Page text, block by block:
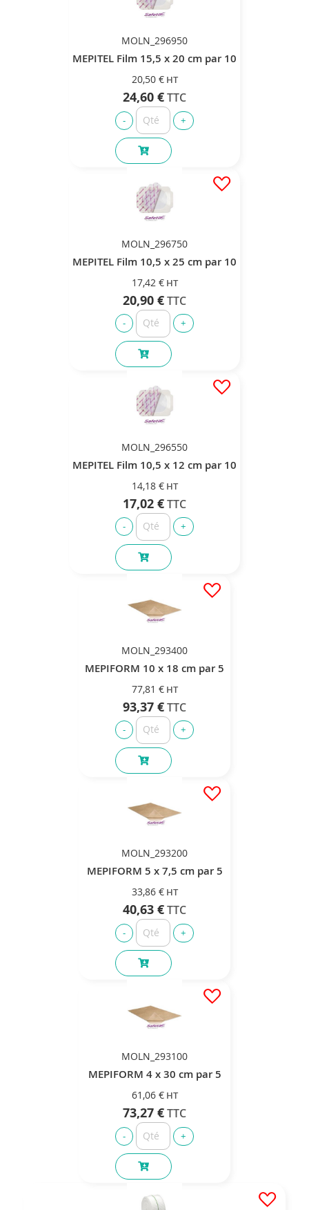
MOLN_296950
MEPITEL Film 15,5 x 20 cm par 10
20,50 €
24,60 €
MOLN_296750
MEPITEL Film 10,5 x 25 cm par 10
17,42 €
20,90 €
MOLN_296550
MEPITEL Film 10,5 x 12 cm par 10
14,18 €
17,02 €
MOLN_293400
MEPIFORM 10 x 18 cm par 5
77,81 €
93,37 €
MOLN_293200
MEPIFORM 5 x 7,5 cm par 5
33,86 €
40,63 €
MOLN_293100
MEPIFORM 4 x 30 cm par 5
61,06 €
73,27 €